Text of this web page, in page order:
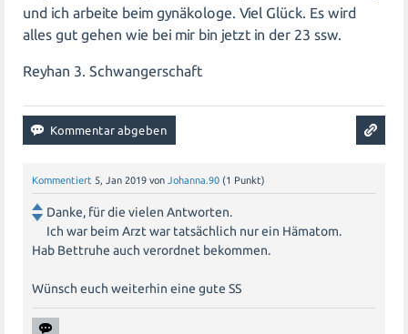
und ich arbeite beim gynäkologe. Viel Glück. Es wird
alles gut gehen wie bei mir bin jetzt in der 23 ssw.
Reyhan 3. Schwangerschaft
Kommentiert 5, Jan 2019 von Johanna.90 (1 Punkt)
Danke, für die vielen Antworten.
Ich war beim Arzt war tatsächlich nur ein Hämatom.
Hab Bettruhe auch verordnet bekommen.
Wünsch euch weiterhin eine gute SS